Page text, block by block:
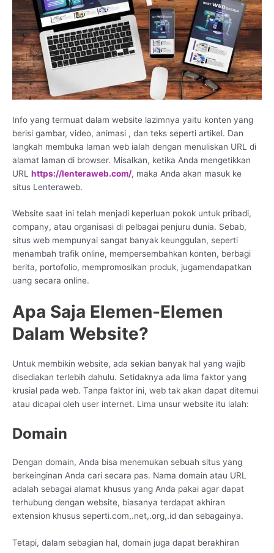
Info yang termuat dalam website lazimnya yaitu konten yang
berisi gambar, video, animasi , dan teks seperti artikel. Dan
langkah membuka laman web ialah dengan menuliskan URL di
alamat laman di browser. Misalkan, ketika Anda mengetikkan
URL https://lenteraweb.com/, maka Anda akan masuk ke
situs Lenteraweb.
Website saat ini telah menjadi keperluan pokok untuk pribadi,
company, atau organisasi di pelbagai penjuru dunia. Sebab,
situs web mempunyai sangat banyak keunggulan, seperti
menambah trafik online, mempersembahkan konten, berbagi
berita, portofolio, mempromosikan produk, jugamendapatkan
uang secara online.
Apa Saja Elemen-Elemen
Dalam Website?
Untuk membikin website, ada sekian banyak hal yang wajib
disediakan terlebih dahulu. Setidaknya ada lima faktor yang
krusial pada web. Tanpa faktor ini, web tak akan dapat ditemui
atau dicapai oleh user internet. Lima unsur website itu ialah:
Domain
Dengan domain, Anda bisa menemukan sebuah situs yang
berkeinginan Anda cari secara pas. Nama domain atau URL
adalah sebagai alamat khusus yang Anda pakai agar dapat
terhubung dengan website, biasanya terdapat akhiran
extension khusus seperti.com,.net,.org,.id dan sebagainya.
Tetapi, dalam sebagian hal, domain juga dapat berakhiran